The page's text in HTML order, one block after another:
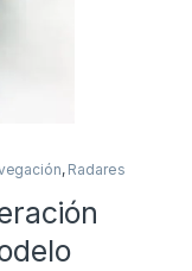
, Radares